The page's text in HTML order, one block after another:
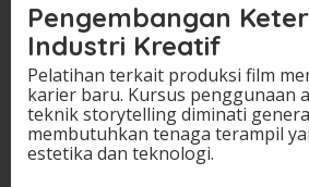
Pengembangan
Industri Kreatif
Pelatihan terkait produksi film
karier baru. Kursus penggunaan
teknik storytelling diminati
membutuhkan tenaga terampil
estetika dan teknologi.